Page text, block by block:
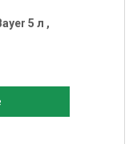
5 л ,